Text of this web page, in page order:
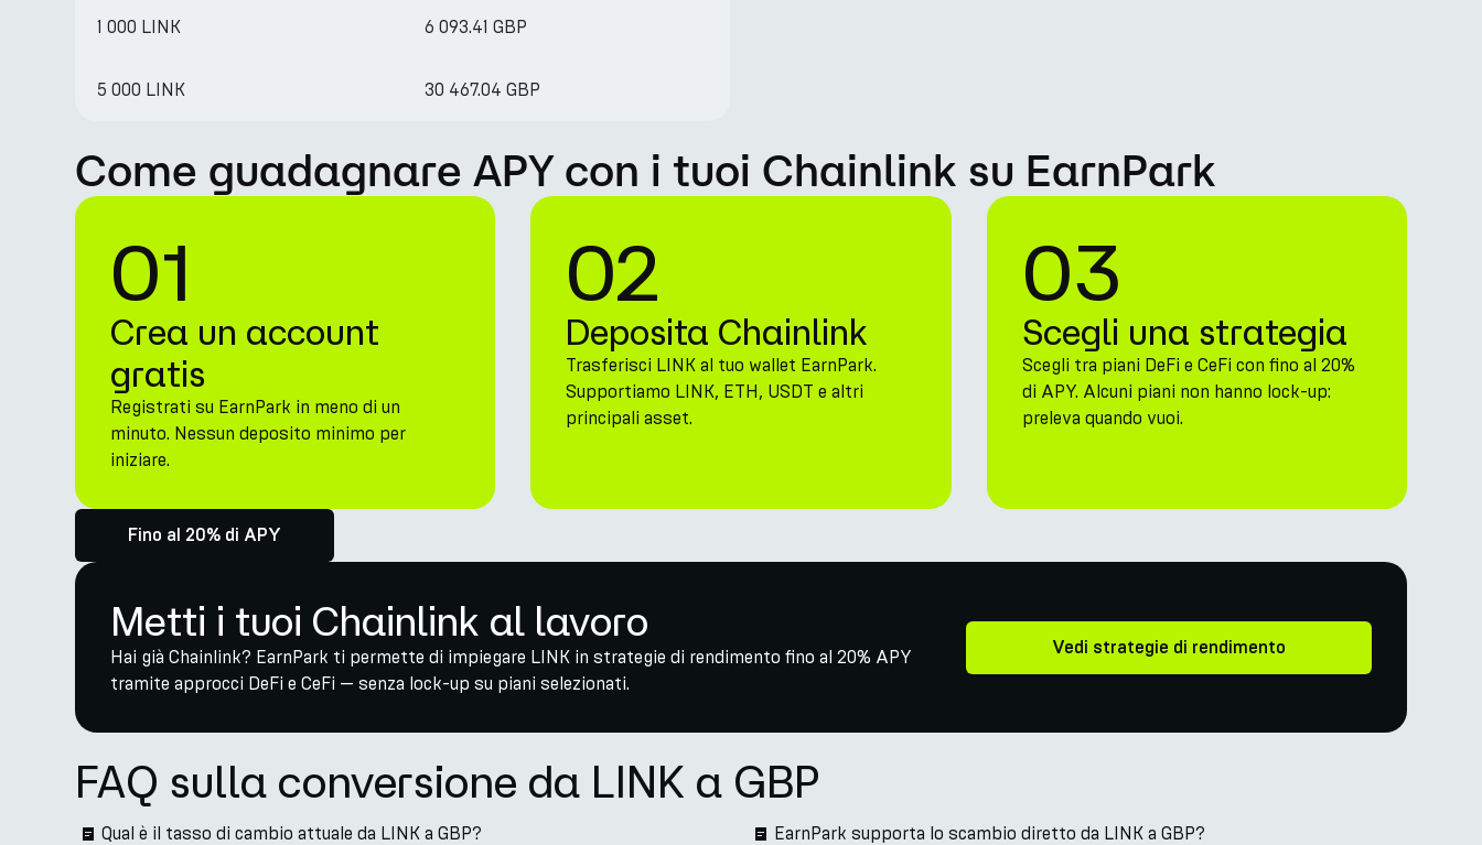
1 000 LINK 6 093.41 GBP
5 000 LINK 30 467.04 GBP
Come guadagnare APY con i tuoi Chainlink su EarnPark
01
Crea un account
gratis
Registrati su EarnPark in meno di un
minuto. Nessun deposito minimo per
iniziare.
02
Deposita Chainlink
Trasferisci LINK al tuo wallet EarnPark.
Supportiamo LINK, ETH, USDT e altri
principali asset.
03
Scegli una strategia
Scegli tra piani DeFi e CeFi con fino al 20%
di APY. Alcuni piani non hanno lock-up:
preleva quando vuoi.
Fino al 20% di APY
Metti i tuoi Chainlink al lavoro
Hai già Chainlink? EarnPark ti permette di impiegare LINK in strategie di rendimento fino al 20% APY
tramite approcci DeFi e CeFi — senza lock-up su piani selezionati.
Vedi strategie di rendimento
FAQ sulla conversione da LINK a GBP
Qual è il tasso di cambio attuale da LINK a GBP?
EarnPark supporta lo scambio diretto da LINK a GBP?